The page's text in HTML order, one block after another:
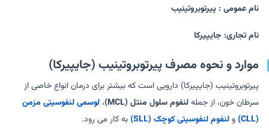
نام عمومی : پیرتوبروتینیب
نام تجاری: جایپیرکا
موارد و نحوه مصرف پیرتوبروتینیب (جایپیرکا)
پیرتوبروتینیب (جایپیرکا) دارویی است که بیشتر برای درمان انواع خاصی از
سرطان خون، از جملهلنفوم سلول منتل (MCL) ،لوسمی لنفوسیتی مزمن
(CLL)
ولنفوم لنفوسیتی کوچک (SLL) به کار می رود.